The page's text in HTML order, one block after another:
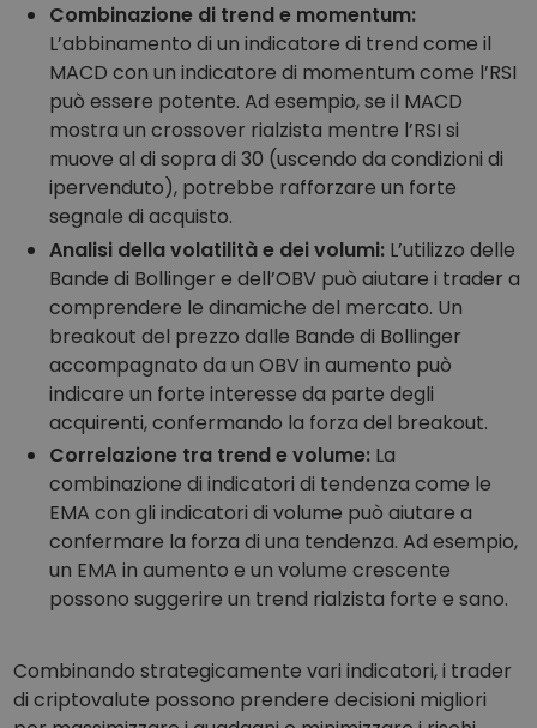
Combinazione di trend e momentum:
L’abbinamento di un indicatore di trend come il
MACD con un indicatore di momentum come l’RSI
può essere potente. Ad esempio, se il MACD
mostra un crossover rialzista mentre l’RSI si
muove al di sopra di 30 (uscendo da condizioni di
ipervenduto), potrebbe rafforzare un forte
segnale di acquisto.
Analisi della volatilità e dei volumi: L’utilizzo delle
Bande di Bollinger e dell’OBV può aiutare i trader a
comprendere le dinamiche del mercato. Un
breakout del prezzo dalle Bande di Bollinger
accompagnato da un OBV in aumento può
indicare un forte interesse da parte degli
acquirenti, confermando la forza del breakout.
Correlazione tra trend e volume: La
combinazione di indicatori di tendenza come le
EMA con gli indicatori di volume può aiutare a
confermare la forza di una tendenza. Ad esempio,
un EMA in aumento e un volume crescente
possono suggerire un trend rialzista forte e sano.
Combinando strategicamente vari indicatori, i trader
di criptovalute possono prendere decisioni migliori